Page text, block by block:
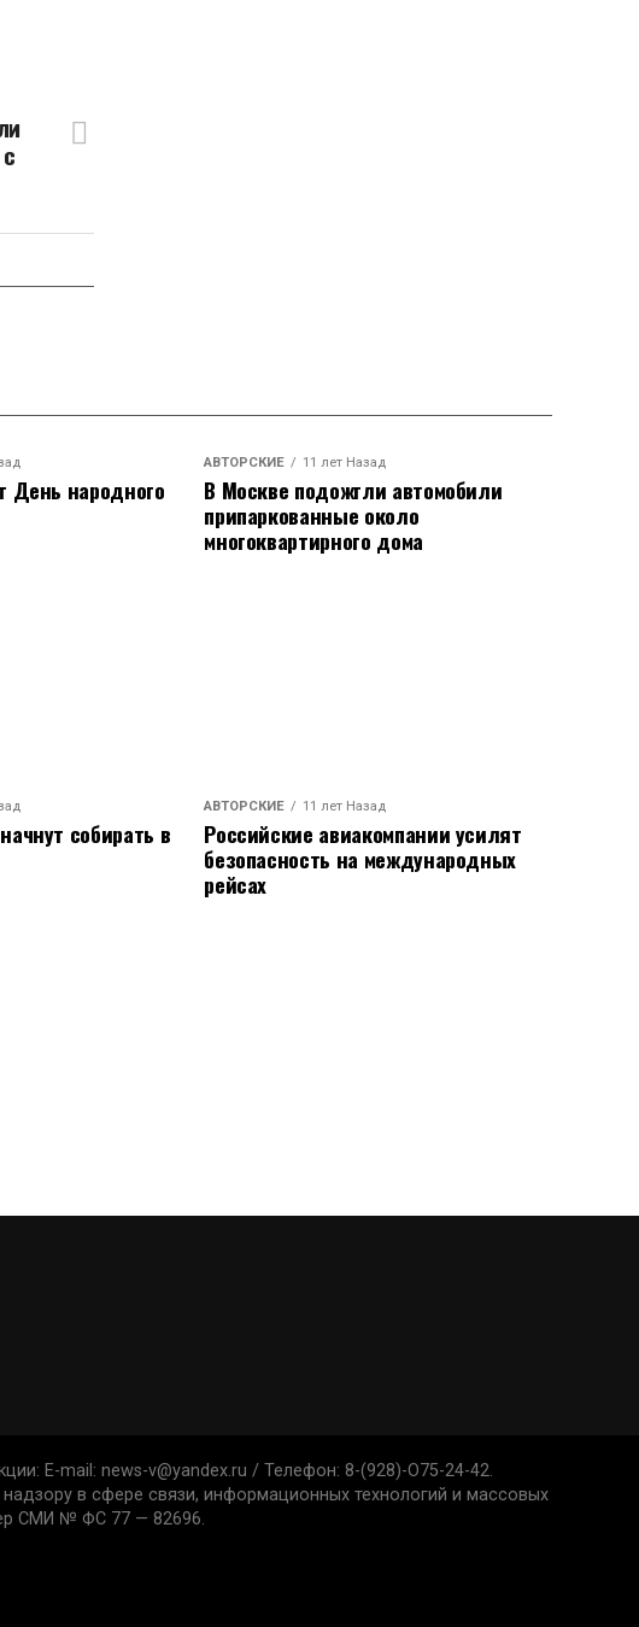
День народного
АВТОРСКИЕ 11 лет Назад
В Москве подожгли автомобили
припаркованные около
многоквартирного дома
собирать в
АВТОРСКИЕ 11 лет Назад
Российские авиакомпании усилят
безопасность на международных
рейсах
E-mail: news-v@yandex.ru / Телефон: 8-(928)-O75-24-42.
в сфере связи, информационных технологий и массовых
СМИ № ФС 77 — 82696.